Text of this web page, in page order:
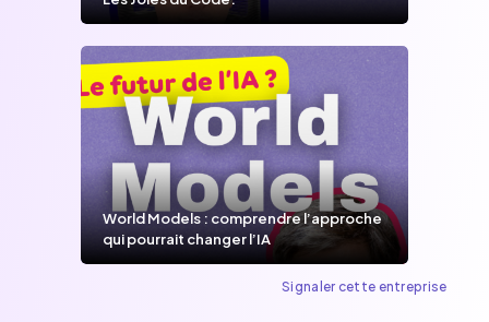
World Models : comprendre l’approche
qui pourrait changer l’IA
Signaler cette entreprise